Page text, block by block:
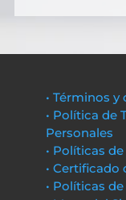
• Términos
• Política de
Personales
• Políticas
• Certificado
• Políticas